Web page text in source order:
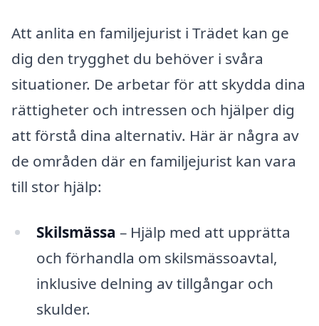
Att anlita en familjejurist i Trädet kan ge
dig den trygghet du behöver i svåra
situationer. De arbetar för att skydda dina
rättigheter och intressen och hjälper dig
att förstå dina alternativ. Här är några av
de områden där en familjejurist kan vara
till stor hjälp:
Skilsmässa – Hjälp med att upprätta
och förhandla om skilsmässoavtal,
inklusive delning av tillgångar och
skulder.